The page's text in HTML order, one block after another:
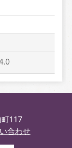
117
合わせ